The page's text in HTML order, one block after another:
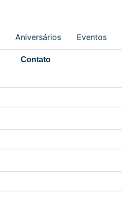
Aniversários Eventos
Contato